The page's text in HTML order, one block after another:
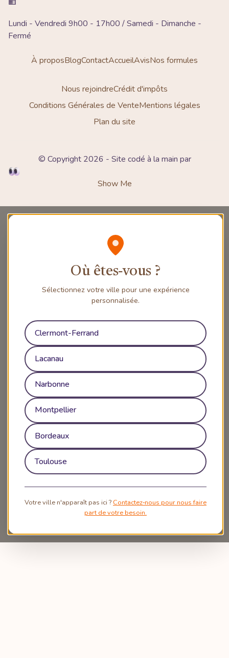
Lundi - Vendredi 9h00 - 17h00 / Samedi - Dimanche -
Fermé
À proposBlogContactAccueilAvisNos formules
Nous rejoindreCrédit d'impôts
Conditions Générales de VenteMentions légales
Plan du site
© Copyright 2026 - Site codé à la main par
Show Me
Où êtes‑vous ?
Sélectionnez votre ville pour une expérience
personnalisée.
Clermont-Ferrand
Lacanau
Narbonne
Montpellier
Bordeaux
Toulouse
Votre ville n'apparaît pas ici ? Contactez‑nous pour nous faire
part de votre besoin.